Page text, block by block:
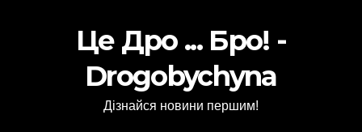
Це Дро ... Бро! -
Drogobychyna
Дізнайся новини першим!